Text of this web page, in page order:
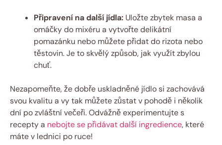
Připravení na další jídla: Uložte zbytek masa a
omáčky do mixéru a vytvořte delikátní
pomazánku nebo můžete přidat do rizota nebo
těstovin. Je to skvělý způsob, jak využít zbylou
chuť.
Nezapomeňte, že dobře uskladněné jídlo si zachovává
svou kvalitu a vy tak můžete zůstat v pohodě i několik
dní po zvláštní večeři. Odvážně experimentujte s
recepty a nebojte se přidávat další ingredience, které
máte v lednici po ruce!